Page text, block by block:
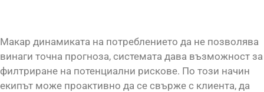
Макар динамиката на потреблението да не позволява
винаги точна прогноза, системата дава възможност за
филтриране на потенциални рискове. По този начин
екипът може проактивно да се свърже с клиента, да